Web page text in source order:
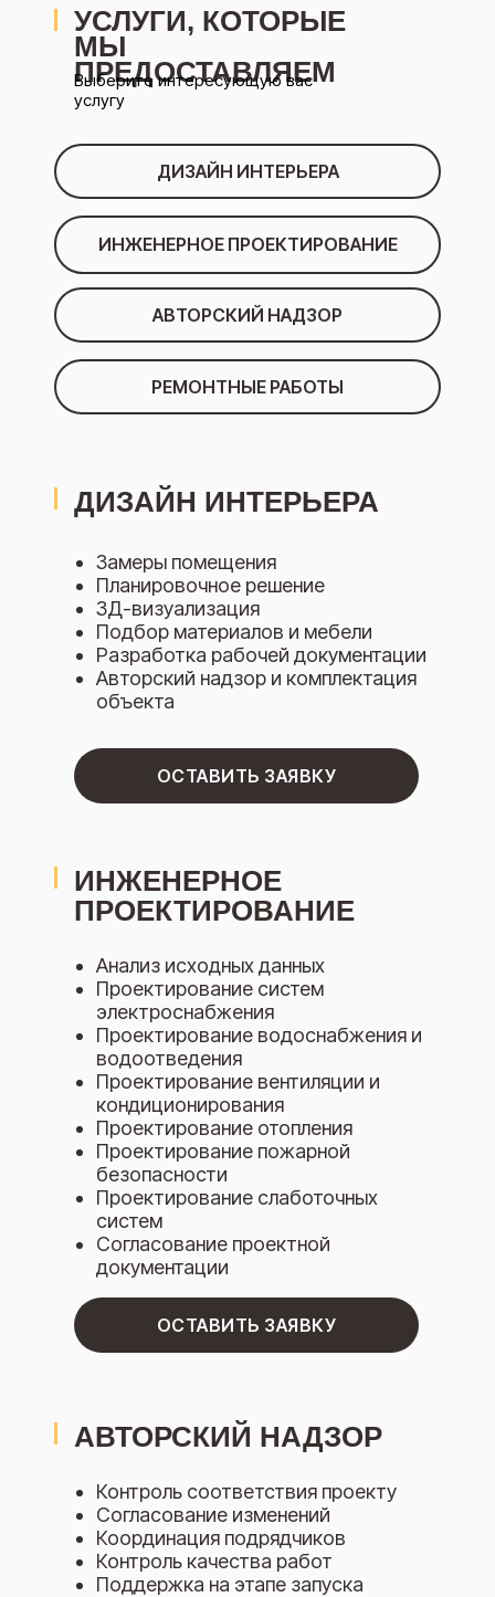
УСЛУГИ, КОТОРЫЕ
МЫ
ПРЕДОСТАВЛЯЕМ
РЕМОНТНЫЕ РАБОТЫ
АВТОРСКИЙ НАДЗОР
ИНЖЕНЕРНОЕ ПРОЕКТИРОВАНИЕ
ДИЗАЙН ИНТЕРЬЕРА
Выберите интересующую вас
услугу
ДИЗАЙН ИНТЕРЬЕРА
ОСТАВИТЬ ЗАЯВКУ
Замеры помещения
Планировочное решение
3Д-визуализация
Подбор материалов и мебели
Разработка рабочей документации
Авторский надзор и комплектация
объекта
Анализ исходных данных
Проектирование систем
электроснабжения
Проектирование водоснабжения и
водоотведения
Проектирование вентиляции и
кондиционирования
Проектирование отопления
Проектирование пожарной
безопасности
Проектирование слаботочных
систем
Согласование проектной
документации
ОСТАВИТЬ ЗАЯВКУ
ИНЖЕНЕРНОЕ
ПРОЕКТИРОВАНИЕ
АВТОРСКИЙ НАДЗОР
Контроль соответствия проекту
Согласование изменений
Координация подрядчиков
Контроль качества работ
Поддержка на этапе запуска